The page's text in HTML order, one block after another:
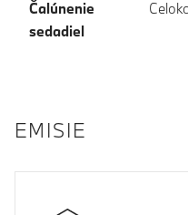
Čalúnenie
sedadiel
EMISIE